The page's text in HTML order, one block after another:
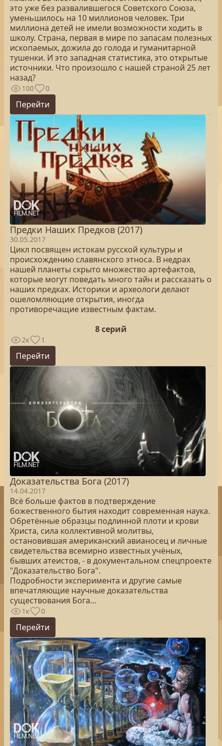
это уже без развалившегося Советского Союза,
уменьшилось на 10 миллионов человек. Три
миллиона детей не имели возможности ходить в
школу. Страна, первая в мире по запасам полезных
ископаемых, дожила до голода и гуманитарной
тушенки. И это западная статистика, это открытые
источники. Что произошло с нашей страной 25 лет
назад?
100 0
Перейти
Предки Наших Предков (2017)
30.05.2017
Цикл посвящен истокам русской культуры и
происхождению славянского этноса. В недрах
нашей планеты скрыто множество артефактов,
которые могут поведать много тайн и рассказать о
наших предках. Историки и археологи делают
ошеломляющие открытия, иногда
противоречащие известным фактам.
8 серий
2к 1
Перейти
Доказательства Бога (2017)
14.04.2017
Всё больше фактов в подтверждение
божественного бытия находит современная наука.
Обретённые образцы подлинной плоти и крови
Христа, сила коллективной молитвы,
остановившая американский авианосец и личные
свидетельства всемирно известных учёных,
бывших атеистов, - в документальном спецпроекте
"Доказательство Бога".
Подробности эксперимента и другие самые
впечатляющие научные доказательства
существования Бога...
1к 0
Перейти